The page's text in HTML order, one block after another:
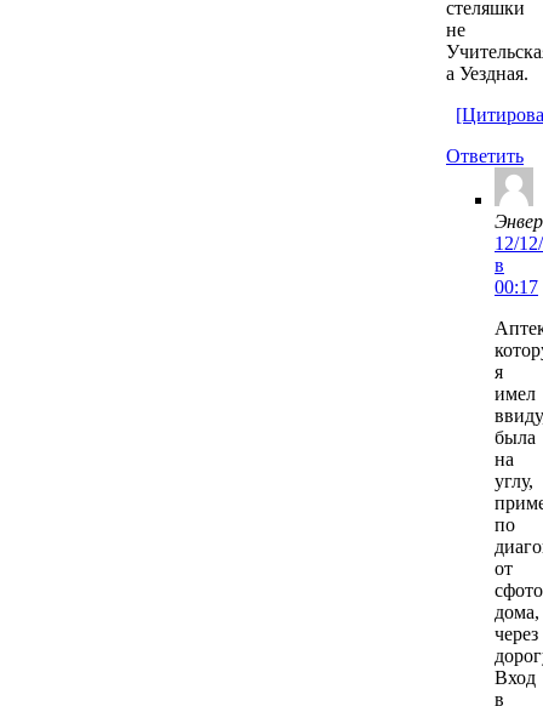
стеляшки
не
а Уездная.
Ответить
Энвер
12/
в
00:17
я
имел
была
на
углу,
по
от
дома,
через
Вход
в